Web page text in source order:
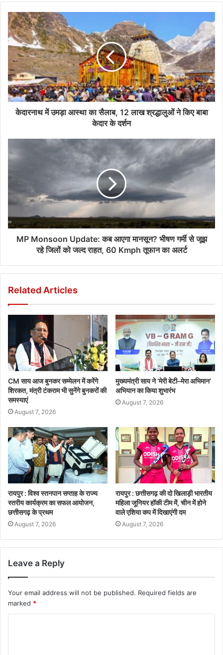
केदारनाथ में उमड़ा आस्था का सैलाब, 12 लाख श्रद्धालुओं ने किए बाबा
केदार के दर्शन
MP Monsoon Update: कब आएगा मानसून? भीषण गर्मी से जूझ
रहे जिलों को जल्द राहत, 60 Kmph तूफान का अलर्ट
Related Articles
CM साय आज बुनकर सम्मेलन में करेंगे
शिरकत, मंत्री टंकराम भी सुनेंगे बुनकरों की
समस्याएं
August 7, 2026
मुख्यमंत्री साय ने ‘मेरी बेटी–मेरा अभिमान’
अभियान का किया शुभारंभ
August 7, 2026
रायपुर : विश्व स्तनपान सप्ताह के राज्य
स्तरीय कार्यक्रम का सफल आयोजन,
छत्तीसगढ़ के प्रथम
August 7, 2026
रायपुर : छत्तीसगढ़ की दो खिलाड़ी भारतीय
महिला जूनियर हॉकी टीम में, चीन में होने
वाले एशिया कप में दिखाएंगी दम
August 7, 2026
Leave a Reply
Your email address will not be published. Required fields are
marked *